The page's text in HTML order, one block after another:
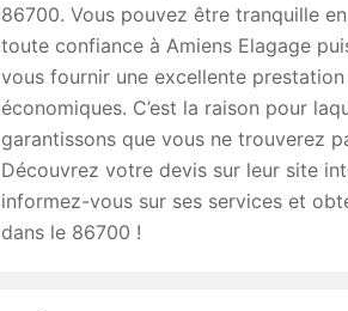
86700. Vous pouvez être tranquille
toute confiance à Amiens Elagage
vous fournir une excellente
économiques. C’est la raison pour
garantissons que vous ne trouverez
Découvrez votre devis sur leur site
informez-vous sur ses services et
dans le 86700 !